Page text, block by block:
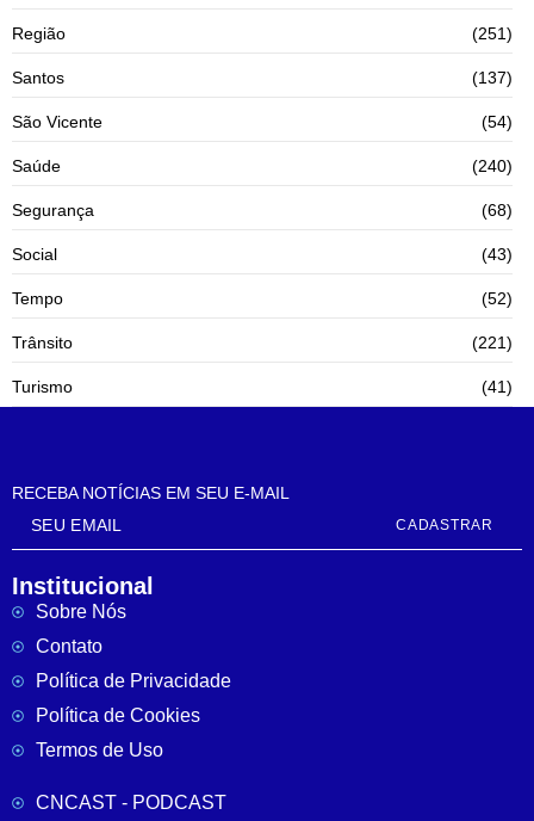
Região (251)
Santos (137)
São Vicente (54)
Saúde (240)
Segurança (68)
Social (43)
Tempo (52)
Trânsito (221)
Turismo (41)
RECEBA NOTÍCIAS EM SEU E-MAIL
CADASTRAR
Institucional
Sobre Nós
Contato
Política de Privacidade
Política de Cookies
Termos de Uso
CNCAST - PODCAST